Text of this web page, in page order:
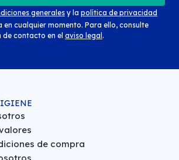
generales y la política de privacidad
en cualquier momento. Para ello, consulte
contacto en el aviso legal .
de compra